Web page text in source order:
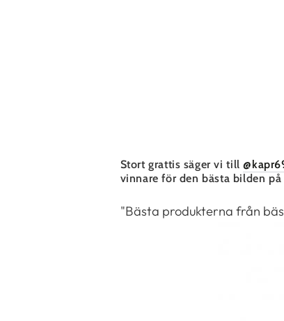
Stort grattis säger vi till
vinnare för den bästa bilden
"Bästa produkterna från